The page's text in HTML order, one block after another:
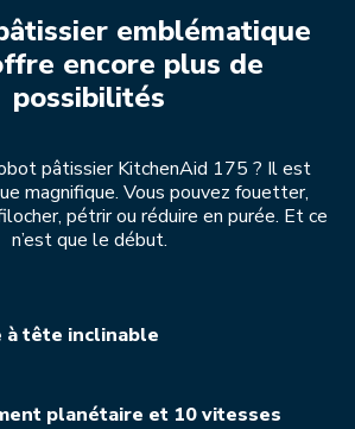
emblématique
encore plus de
possibilités
pâtissier KitchenAid 175 ? Il est
magnifique. Vous pouvez fouetter,
pétrir ou réduire en purée. Et ce
n’est que le début.
à tête inclinable
planétaire et 10 vitesses